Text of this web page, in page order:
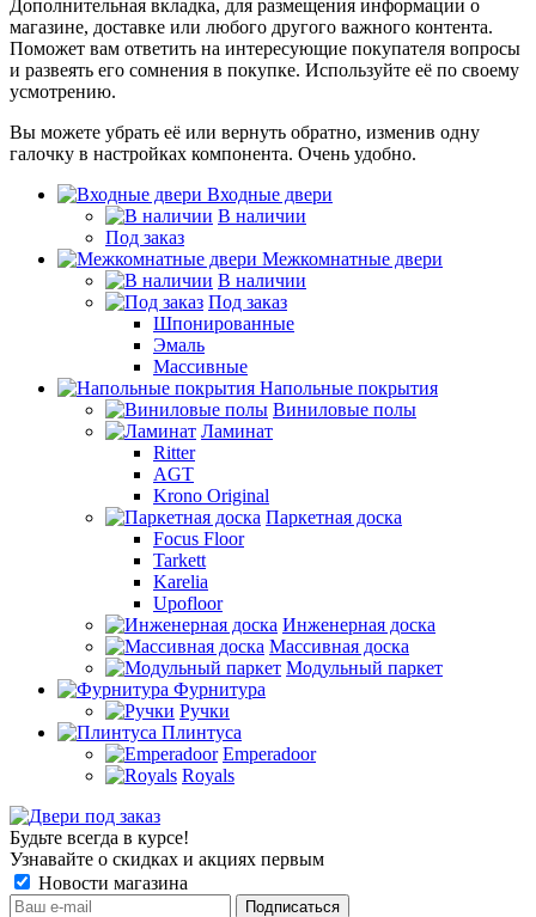
Дополнительная вкладка, для размещения информации о
магазине, доставке или любого другого важного контента.
Поможет вам ответить на интересующие покупателя вопросы
и развеять его сомнения в покупке. Используйте её по своему
усмотрению.
Вы можете убрать её или вернуть обратно, изменив одну
галочку в настройках компонента. Очень удобно.
Входные двери
В наличии
Под заказ
Межкомнатные двери
В наличии
Под заказ
Шпонированные
Эмаль
Массивные
Напольные покрытия
Виниловые полы
Ламинат
Ritter
AGT
Krono Original
Паркетная доска
Focus Floor
Tarkett
Karelia
Upofloor
Инженерная доска
Массивная доска
Модульный паркет
Фурнитура
Ручки
Плинтуса
Emperadoor
Royals
Будьте всегда в курсе!
Узнавайте о скидках и акциях первым
Новости магазина